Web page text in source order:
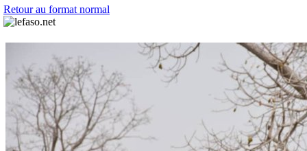
Retour au format normal